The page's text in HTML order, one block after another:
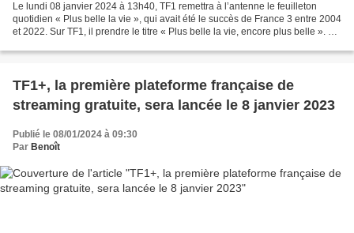
Le lundi 08 janvier 2024 à 13h40, TF1 remettra à l’antenne le feuilleton
quotidien « Plus belle la vie », qui avait été le succès de France 3 entre 2004
et 2022. Sur TF1, il prendre le titre « Plus belle la vie, encore plus belle ». Un
TF1+, la première plateforme française de
streaming gratuite, sera lancée le 8 janvier 2023
Publié le 08/01/2024 à 09:30
Par Benoît